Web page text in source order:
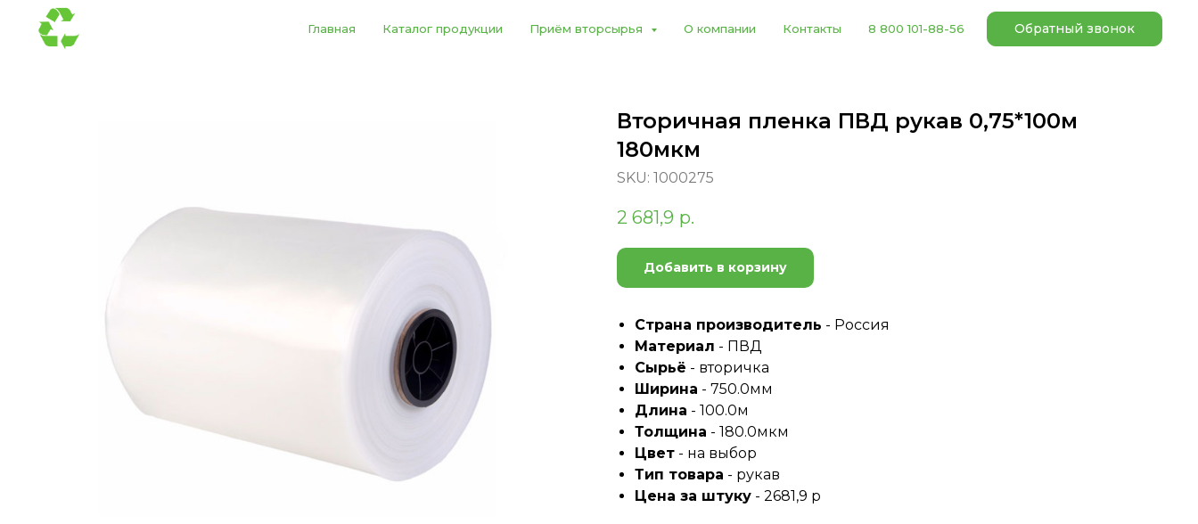
Главная Каталог продукции Приём вторсырья О компании Контакты 8 800 101-88-56 Обратный звонок
Вторичная пленка ПВД рукав 0,75*100м
180мкм
SKU: 1000275
2 681,9 р.
Добавить в корзину
Страна производитель - Россия
Материал - ПВД
Сырьё - вторичка
Ширина - 750.0мм
Длина - 100.0м
Толщина - 180.0мкм
Цвет - на выбор
Тип товара - рукав
Цена за штуку - 2681,9 р